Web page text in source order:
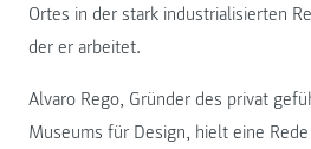
Ortes in der stark industrialisierten
der er arbeitet.
Alvaro Rego, Gründer des privat
Museums für Design, hielt eine